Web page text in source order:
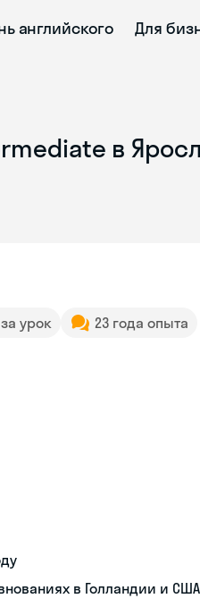
английского Для
в
урок 23 года опыта
в Голландии и США